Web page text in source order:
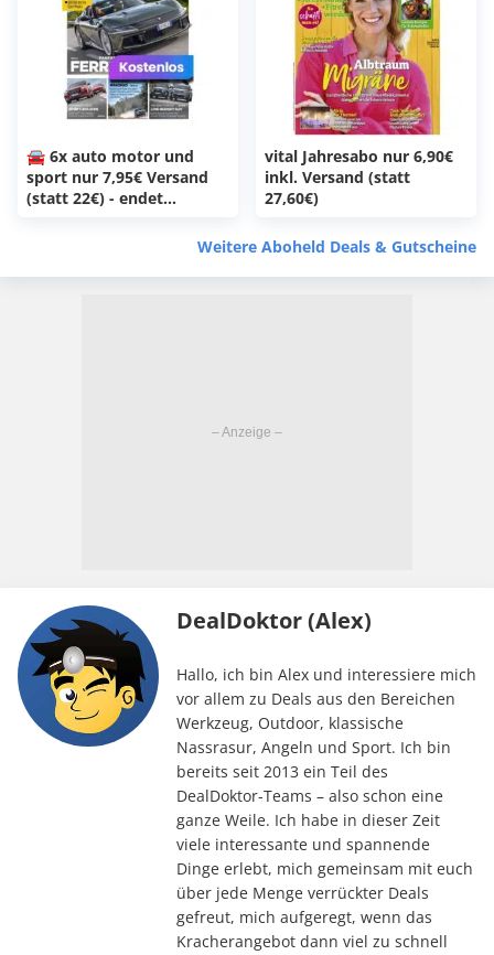
🚘 6x auto motor und
sport nur 7,95€ Versand
(statt 22€) - endet
vital Jahresabo nur 6,90€
inkl. Versand (statt
27,60€)
Weitere Aboheld Deals & Gutscheine
DealDoktor (Alex)
Hallo, ich bin Alex und interessiere mich
vor allem zu Deals aus den Bereichen
Werkzeug, Outdoor, klassische
Nassrasur, Angeln und Sport. Ich bin
bereits seit 2013 ein Teil des
DealDoktor-Teams – also schon eine
ganze Weile. Ich habe in dieser Zeit
viele interessante und spannende
Dinge erlebt, mich gemeinsam mit euch
über jede Menge verrückter Deals
gefreut, mich aufgeregt, wenn das
Kracherangebot dann viel zu schnell